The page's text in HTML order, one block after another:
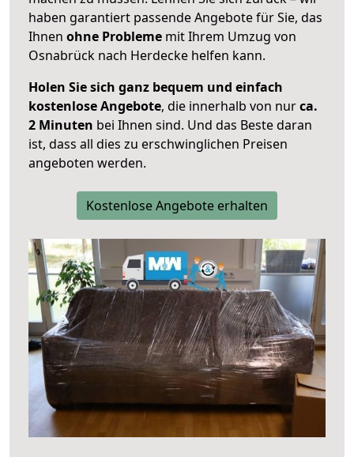
haben garantiert passende Angebote für Sie, das
Ihnen ohne Probleme mit Ihrem Umzug von
Osnabrück nach Herdecke helfen kann.
Holen Sie sich ganz bequem und einfach
kostenlose Angebote, die innerhalb von nurca.
2 Minuten bei Ihnen sind. Und das Beste daran
ist, dass all dies zu erschwinglichen Preisen
angeboten werden.
Kostenlose Angebote erhalten